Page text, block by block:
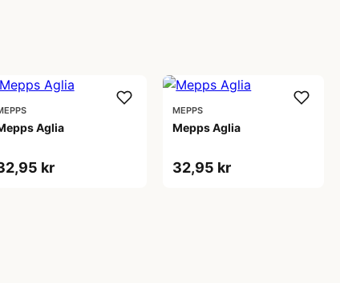
Aglia
kr
MEPPS
Mepps Aglia
32,95 kr